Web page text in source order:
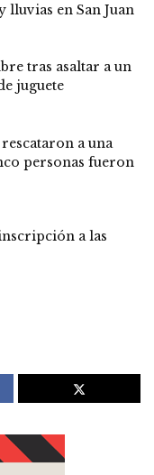
en San Juan
tras asaltar a un
juguete
a una
personas fueron
a las